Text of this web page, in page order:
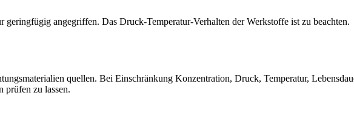
angegriffen. Das Druck-Temperatur-Verhalten der Werkstoffe ist zu beachten.
quellen. Bei Einschränkung Konzentration, Druck, Temperatur,
prüfen zu lassen.